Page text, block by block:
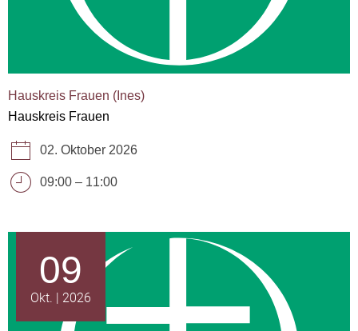
Hauskreis Frauen (Ines)
Hauskreis Frauen
02. Oktober 2026
09:00 – 11:00
09
Okt. 2026